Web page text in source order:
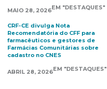
MAIO 28, 2026EM "DESTAQUES"
CRF-CE divulga Nota
Recomendatória do CFF para
farmacêuticos e gestores de
Farmácias Comunitárias sobre
cadastro no CNES
ABRIL 28, 2026EM "DESTAQUES"